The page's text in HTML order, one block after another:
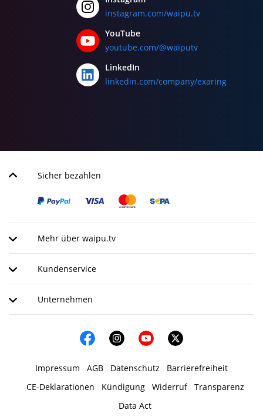
instagram.com/waipu.tv
YouTube
youtube.com/@waiputv
LinkedIn
linkedin.com/company/exaring
Sicher bezahlen
Mehr über waipu.tv
Kundenservice
Unternehmen
Impressum AGB Datenschutz
Barrierefreiheit
CE-Deklarationen
Kündigung Widerruf
Transparenz
Data Act